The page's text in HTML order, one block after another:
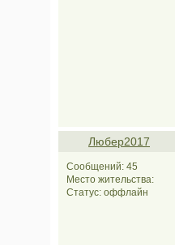
Любер2017
Сообщений: 45
Место жительства:
Статус: оффлайн